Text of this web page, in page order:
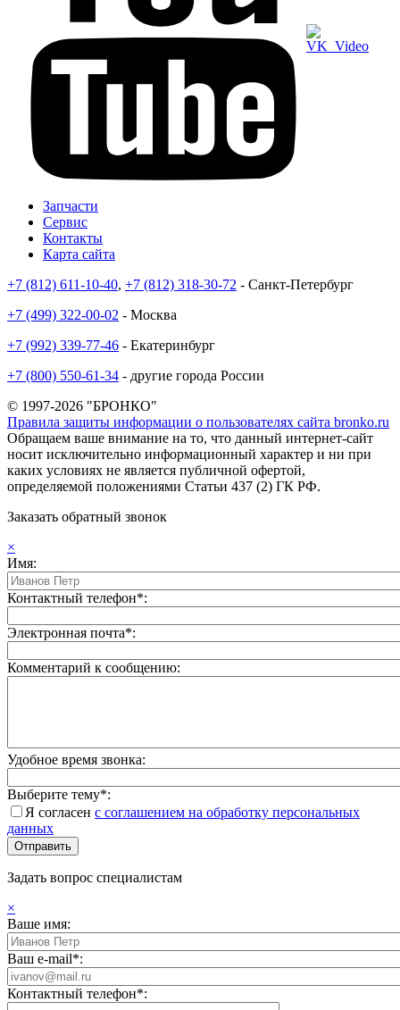
Запчасти
Сервис
Контакты
Карта сайта
+7 (812) 611-10-40, +7 (812) 318-30-72 - Санкт-Петербург
+7 (499) 322-00-02 - Москва
+7 (992) 339-77-46 - Екатеринбург
+7 (800) 550-61-34 - другие города России
© 1997-2026 "БРОНКО"
Правила защиты информации о пользователях сайта bronko.ru
Обращаем ваше внимание на то, что данный интернет-сайт
носит исключительно информационный характер и ни при
каких условиях не является публичной офертой,
определяемой положениями Статьи 437 (2) ГК РФ.
Заказать обратный звонок
×
Имя:
Контактный телефон*:
Электронная почта*:
Комментарий к сообщению:
Удобное время звонка:
Выберите тему*:
Я согласен с соглашением на обработку персональных
данных
Задать вопрос специалистам
×
Ваше имя:
Ваш e-mail*:
Контактный телефон*: